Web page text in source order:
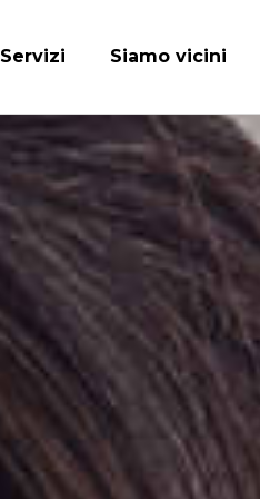
Servizi Siamo vicini